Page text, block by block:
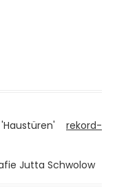
rekord-
Jutta Schwolow